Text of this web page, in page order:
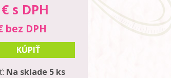
€ s DPH
bez DPH
KÚPIŤ
Na sklade 5 ks